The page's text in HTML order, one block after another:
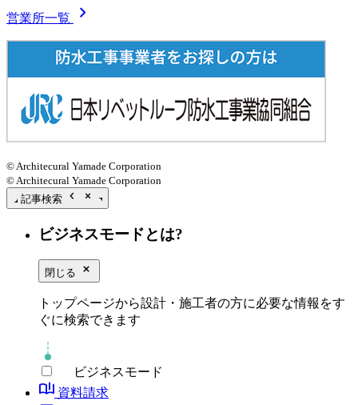
営業所一覧 chevron_right
© Architecural Yamade Corporation
© Architecural Yamade Corporation
記事検索 chevron_left close_small
ビジネスモードとは?
閉じる close_small
トップページから設計・施工者の方に必要な情報をす
ぐに検索できます
ビジネスモード
book_ribbon 資料請求